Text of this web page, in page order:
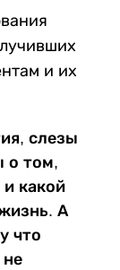
и их
слезы
о том,
какой
А
что
не